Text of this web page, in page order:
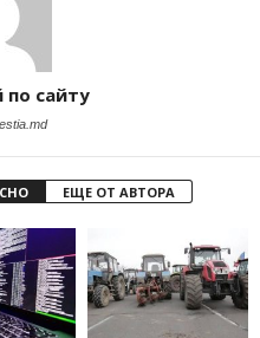
сайту
ЕЩЕ ОТ АВТОРА